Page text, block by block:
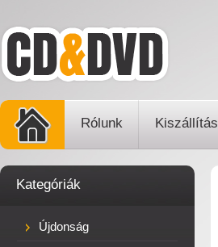
Rólunk Kiszállítás
Kategóriák
Újdonság